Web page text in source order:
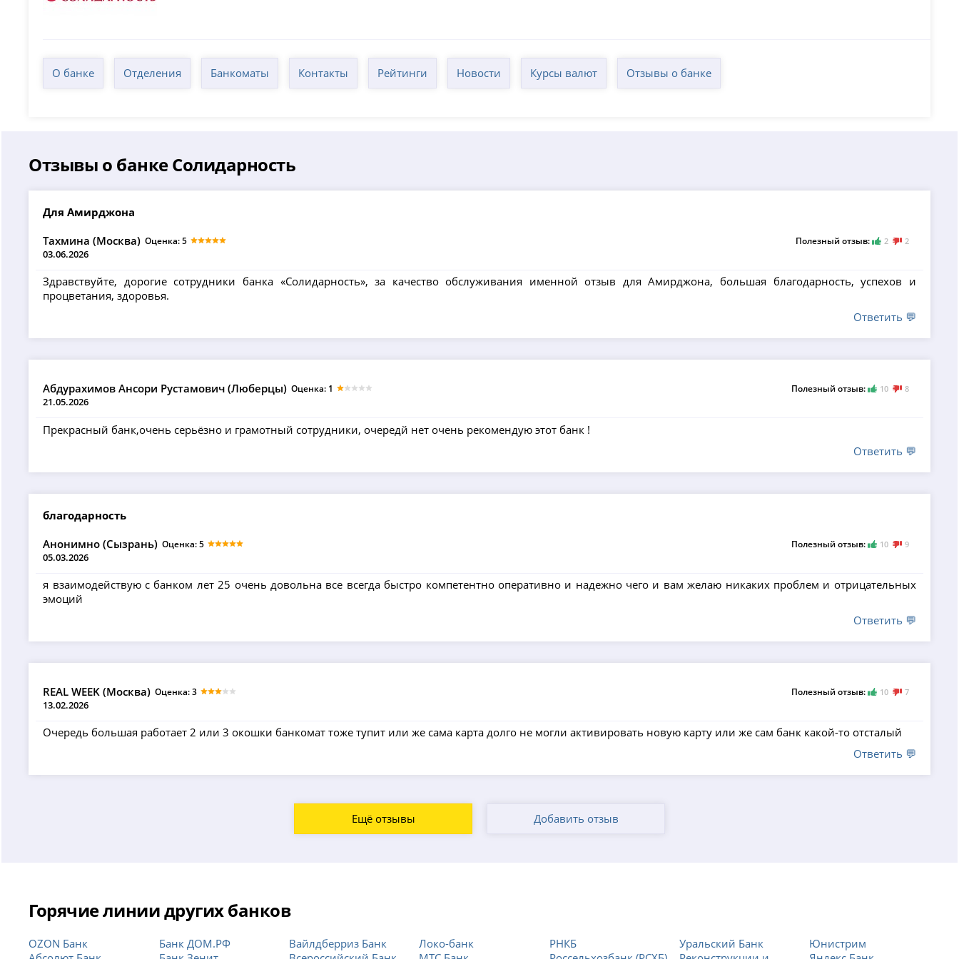
О банке Отделения Банкоматы Контакты Рейтинги Новости Курсы валют Отзывы о банке
Отзывы о банке Солидарность
Для Амирджона
Тахмина (Москва)
03.06.2026
Оценка: 5 Полезный отзыв: 2 2
Здравствуйте, дорогие сотрудники банка «Солидарность», за качество обслуживания именной отзыв для Амирджона, большая благодарность, успехов и
процветания, здоровья.
Ответить 💬
Абдурахимов Ансори Рустамович (Люберцы)
21.05.2026
Оценка: 1 Полезный отзыв: 10 8
Прекрасный банк,очень серьёзно и грамотный сотрудники, очередй нет очень рекомендую этот банк !
Ответить 💬
благодарность
Анонимно (Сызрань)
05.03.2026
Оценка: 5 Полезный отзыв: 10 9
я взаимодействую с банком лет 25 очень довольна все всегда быстро компетентно оперативно и надежно чего и вам желаю никаких проблем и отрицательных
эмоций
Ответить 💬
REAL WEEK (Москва)
13.02.2026
Оценка: 3 Полезный отзыв: 10 7
Очередь большая работает 2 или 3 окошки банкомат тоже тупит или же сама карта долго не могли активировать новую карту или же сам банк какой-то отсталый
Ответить 💬
Ещё отзывы Добавить отзыв
Горячие линии других банков
OZON Банк
Банк ДОМ.РФ
Вайлдберриз Банк
Локо-банк
РНКБ
Уральский Банк
Юнистрим